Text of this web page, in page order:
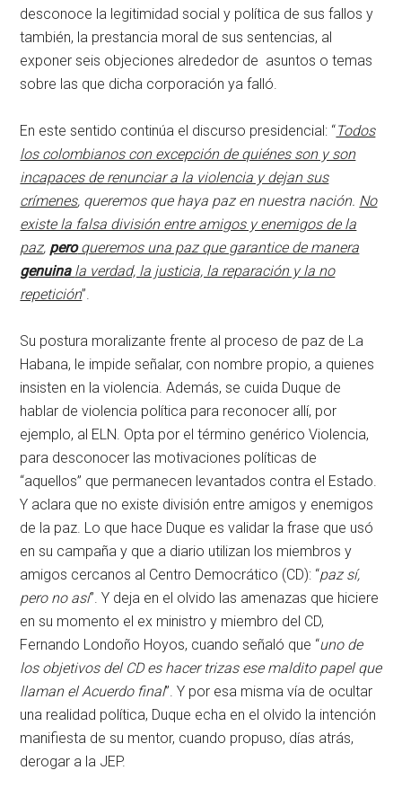
desconoce la legitimidad social y política de sus fallos y
también, la prestancia moral de sus sentencias, al
exponer seis objeciones alrededor de asuntos o temas
sobre las que dicha corporación ya falló.
En este sentido continúa el discurso presidencial: “Todos
los colombianos con excepción de quiénes son y son
incapaces de renunciar a la violencia y dejan sus
crímenes, queremos que haya paz en nuestra nación. No
existe la falsa división entre amigos y enemigos de la
paz, peroqueremos una paz que garantice de manera
genuina la verdad, la justicia, la reparación y la no
repetición”.
Su postura moralizante frente al proceso de paz de La
Habana, le impide señalar, con nombre propio, a quienes
insisten en la violencia. Además, se cuida Duque de
hablar de violencia política para reconocer allí, por
ejemplo, al ELN. Opta por el término genérico Violencia,
para desconocer las motivaciones políticas de
“aquellos” que permanecen levantados contra el Estado.
Y aclara que no existe división entre amigos y enemigos
de la paz. Lo que hace Duque es validar la frase que usó
en su campaña y que a diario utilizan los miembros y
amigos cercanos al Centro Democrático (CD): “paz sí,
pero no así”. Y deja en el olvido las amenazas que hiciere
en su momento el ex ministro y miembro del CD,
Fernando Londoño Hoyos, cuando señaló que “uno de
los objetivos del CD es hacer trizas ese maldito papel que
llaman el Acuerdo final”. Y por esa misma vía de ocultar
una realidad política, Duque echa en el olvido la intención
manifiesta de su mentor, cuando propuso, días atrás,
derogar a la JEP.